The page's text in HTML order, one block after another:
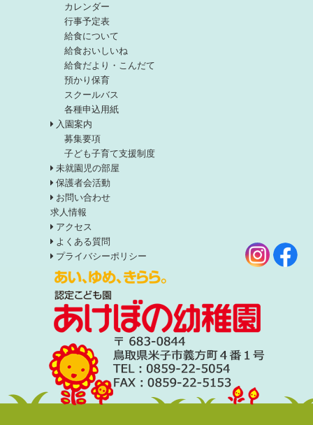
カレンダー
行事予定表
給食について
給食おいしいね
給食だより・こんだて
預かり保育
スクールバス
各種申込用紙
入園案内
募集要項
子ども子育て支援制度
未就園児の部屋
保護者会活動
お問い合わせ
求人情報
アクセス
よくある質問
プライバシーポリシー